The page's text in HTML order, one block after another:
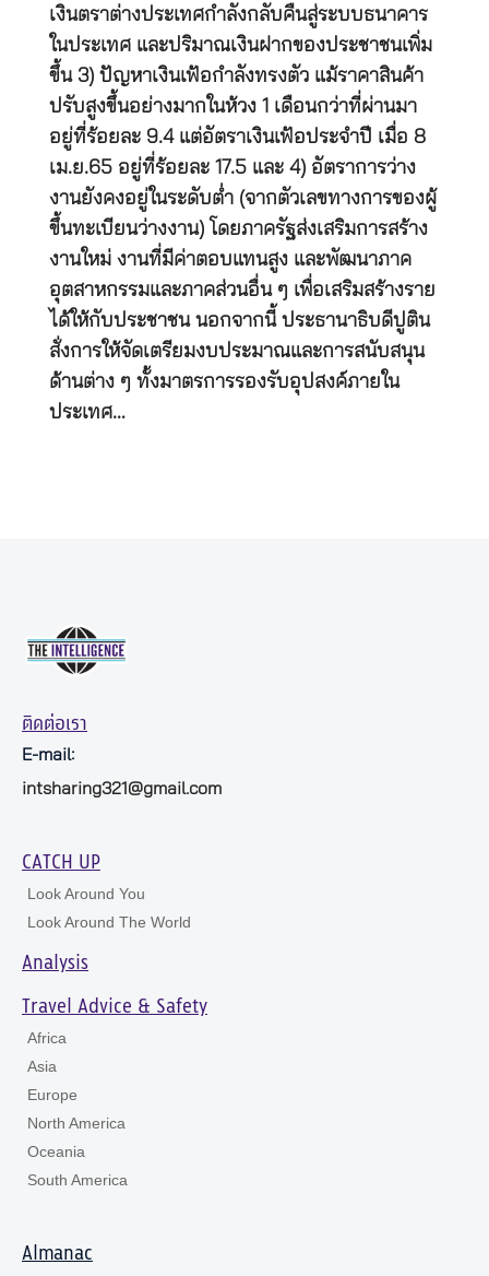
เงินตราต่างประเทศกำลังกลับคืนสู่ระบบธนาคาร
ในประเทศ และปริมาณเงินฝากของประชาชนเพิ่ม
ขึ้น 3) ปัญหาเงินเฟ้อกำลังทรงตัว แม้ราคาสินค้า
ปรับสูงขึ้นอย่างมากในห้วง 1 เดือนกว่าที่ผ่านมา
อยู่ที่ร้อยละ 9.4 แต่อัตราเงินเฟ้อประจำปี เมื่อ 8
เม.ย.65 อยู่ที่ร้อยละ 17.5 และ 4) อัตราการว่าง
งานยังคงอยู่ในระดับต่ำ (จากตัวเลขทางการของผู้
ขึ้นทะเบียนว่างงาน) โดยภาครัฐส่งเสริมการสร้าง
งานใหม่ งานที่มีค่าตอบแทนสูง และพัฒนาภาค
อุตสาหกรรมและภาคส่วนอื่น ๆ เพื่อเสริมสร้างราย
ได้ให้กับประชาชน นอกจากนี้ ประธานาธิบดีปูติน
สั่งการให้จัดเตรียมงบประมาณและการสนับสนุน
ด้านต่าง ๆ ทั้งมาตรการรองรับอุปสงค์ภายใน
ประเทศ…
ติดต่อเรา
E-mail:
intsharing321@gmail.com
CATCH UP
Look Around You
Look Around The World
Analysis
Travel Advice & Safety
Africa
Asia
Europe
North America
Oceania
South America
Almanac